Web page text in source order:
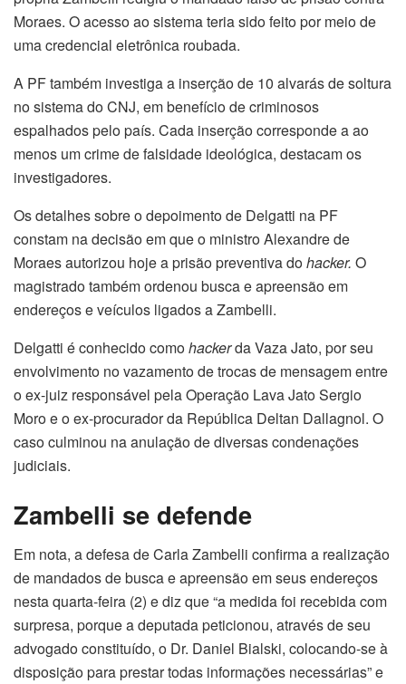
Moraes. O acesso ao sistema teria sido feito por meio de
uma credencial eletrônica roubada.
A PF também investiga a inserção de 10 alvarás de soltura
no sistema do CNJ, em benefício de criminosos
espalhados pelo país. Cada inserção corresponde a ao
menos um crime de falsidade ideológica, destacam os
investigadores.
Os detalhes sobre o depoimento de Delgatti na PF
constam na decisão em que o ministro Alexandre de
Moraes autorizou hoje a prisão preventiva dohacker. O
magistrado também ordenou busca e apreensão em
endereços e veículos ligados a Zambelli.
Delgatti é conhecido comohackerda Vaza Jato, por seu
envolvimento no vazamento de trocas de mensagem entre
o ex-juiz responsável pela Operação Lava Jato Sergio
Moro e o ex-procurador da República Deltan Dallagnol. O
caso culminou na anulação de diversas condenações
judiciais.
Zambelli se defende
Em nota, a defesa de Carla Zambelli confirma a realização
de mandados de busca e apreensão em seus endereços
nesta quarta-feira (2) e diz que “a medida foi recebida com
surpresa, porque a deputada peticionou, através de seu
advogado constituído, o Dr. Daniel Bialski, colocando-se à
disposição para prestar todas informações necessárias” e